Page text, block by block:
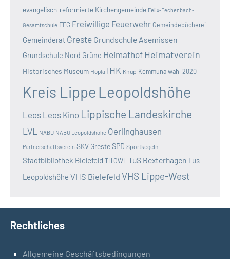
evangelisch-reformierte Kirchengemeinde Felix-Fechenbach-
Gesamtschule FFG Freiwillige Feuerwehr Gemeindebücherei
Gemeinderat Greste Grundschule Asemissen
Grundschule Nord Grüne Heimathof Heimatverein
Historisches Museum Hopla IHK Knup Kommunalwahl 2020
Kreis Lippe Leopoldshöhe
Leos Leos Kino Lippische Landeskirche
LVL NABU NABU Leopoldshöhe Oerlinghausen
Partnerschaftsverein SKV GresteSPD Sportkegeln
Stadtbibliothek Bielefeld TH OWL TuS BexterhagenTus
Leopoldshöhe VHS Bielefeld VHS Lippe-West
Rechtliches
Allgemeine Geschäftsbedingungen